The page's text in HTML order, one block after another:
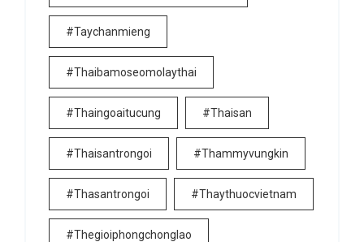
#taychanmieng
#thaibamoseomolaythai
#thaingoaitucung #thaisan
#thaisantrongoi #thammyvungkin
#thasantrongoi #thaythuocvietnam
#thegioiphongchonglao